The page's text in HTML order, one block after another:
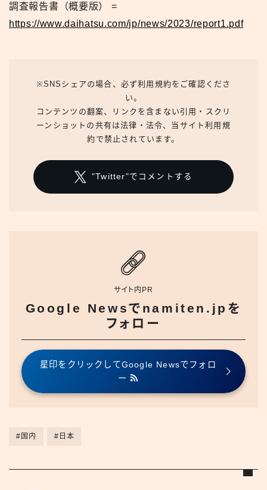
調査報告書（概要版） =
https://www.daihatsu.com/jp/news/2023/report1.pdf
※SNSシェアの場合、必ず利用規約をご確認くださ
い。
コンテンツの翻案、リンクを含まない引用・スクリ
ーンショットの共有は法律・法令、当サイト利用規
約で禁止されています。
"Twitter"でコメントする
サイト内PR
Google Newsでnamiten.jpを
フォロー
星印をクリックしてGoogle Newsでフォロ
ー
#国内 #日本